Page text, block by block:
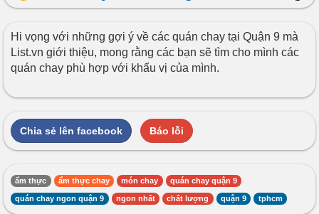
Hi vọng với những gợi ý về các quán chay tại Quận 9 mà
List.vn giới thiệu, mong rằng các bạn sẽ tìm cho mình các
quán chay phù hợp với khẩu vị của mình.
Chia sẻ lên facebook Báo lỗi
ẩm thực ẩm thực chay món chay quán chay quận 9
quán chay ngon quận 9 ngon nhất chất lượng quận 9 tphcm